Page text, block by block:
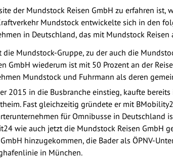
der Mundstock Reisen GmbH zu erfahren
Mundstock entwickelte sich in den
in Deutschland, das mit Mundstock
Mundstock-Gruppe, zu der auch die
GmbH wiederum ist mit 50 Prozent an der
Mundstock und Fuhrmann als deren
2015 in die Busbranche einstieg, kaufte
Fast gleichzeitig gründete er mit
für Omnibusse in Deutschland
wie auch jetzt die Mundstock Reisen GmbH
hinzugekommen, die Bader als ÖPNV-
in München.